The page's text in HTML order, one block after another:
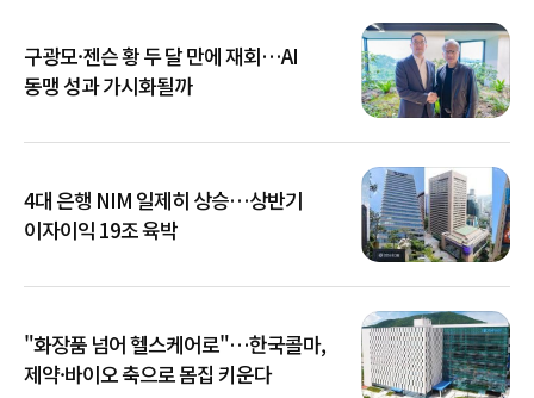
구광모·젠슨 황 두 달 만에 재회…AI
동맹 성과 가시화될까
4대 은행 NIM 일제히 상승…상반기
이자이익 19조 육박
"화장품 넘어 헬스케어로"…한국콜마,
제약·바이오 축으로 몸집 키운다